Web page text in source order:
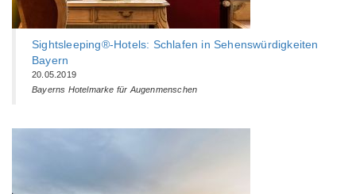
Sightsleeping®-Hotels: Schlafen in Sehenswürdigkeiten
Bayern
20.05.2019
Bayerns Hotelmarke für Augenmenschen